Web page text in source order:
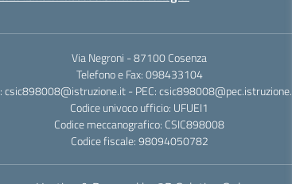
Via Negroni - 87100 Cosenza
Telefono e Fax: 098433104
csic898008@istruzione.it - PEC: csic898008@pec.istruzione.it
Codice univoco ufficio: UFUEI1
Codice meccanografico: CSIC898008
Codice fiscale: 98094050782